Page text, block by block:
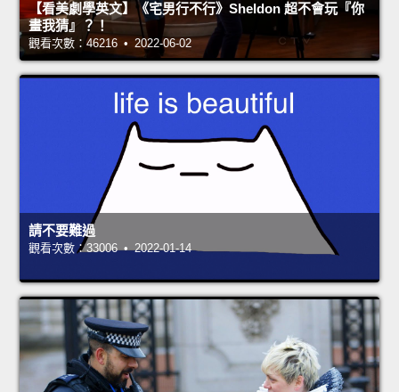
【看美劇學英文】《宅男行不行》Sheldon 超不會玩『你
畫我猜』？！
觀看次數：46216 • 2022-06-02
請不要難過
觀看次數：33006 • 2022-01-14